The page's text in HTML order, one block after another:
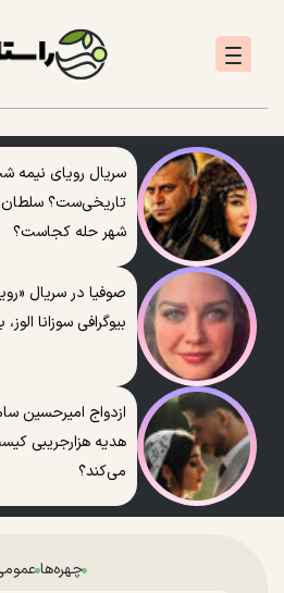
سریال رویای نیمه
تاریخی‌ست؟
شهر حله کجاست؟
صوفیا در سریال
بیوگرافی سوزانا
ازدواج امیرحسین
هدیه هزارجریبی
می‌کند؟
چهره‌ها